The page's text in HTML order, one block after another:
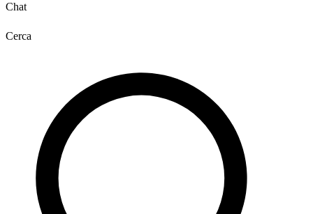
Chat
Cerca